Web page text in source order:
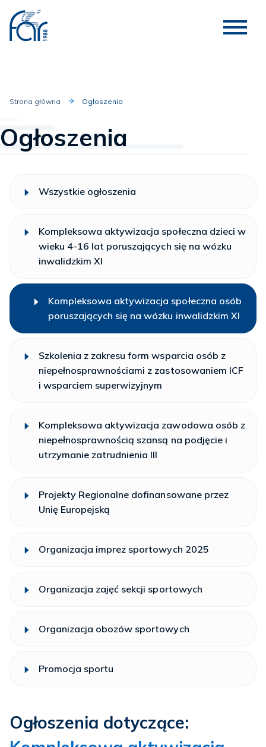
Strona główna Ogłoszenia
Ogłoszenia
Ogłoszenia dotyczące:
Wszystkie ogłoszenia
Kompleksowa aktywizacja społeczna dzieci w
wieku 4-16 lat poruszających się na wózku
inwalidzkim XI
Kompleksowa aktywizacja społeczna osób
poruszających się na wózku inwalidzkim XI
Szkolenia z zakresu form wsparcia osób z
niepełnosprawnościami z zastosowaniem ICF
i wsparciem superwizyjnym
Kompleksowa aktywizacja zawodowa osób z
niepełnosprawnością szansą na podjęcie i
utrzymanie zatrudnienia III
Projekty Regionalne dofinansowane przez
Unię Europejską
Organizacja imprez sportowych 2025
Organizacja zajęć sekcji sportowych
Organizacja obozów sportowych
Promocja sportu